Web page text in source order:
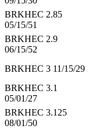
BRKHEC 2.85
05/15/51
BRKHEC 2.9
06/15/52
BRKHEC 3 11/15/29
BRKHEC 3.1
05/01/27
BRKHEC 3.125
08/01/50